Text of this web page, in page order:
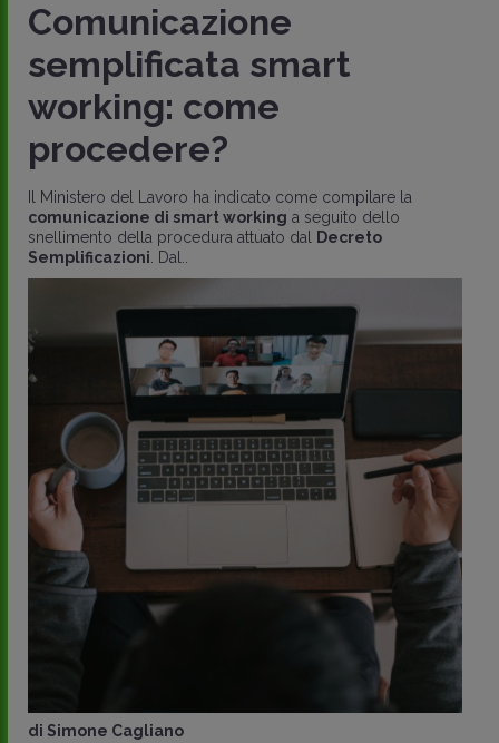
Smart working: proroga
delle modalità
semplificate
Cambiano le regole per l'accesso allo
parte dei lavoratori dipendenti: fino al
lavoro privati possono applicare la modalità di lav..
a cura di redazione Memento